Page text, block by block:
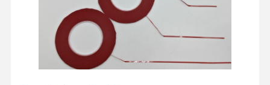
Ταινία PET
Ταινία Ptfe
Ταινία PI